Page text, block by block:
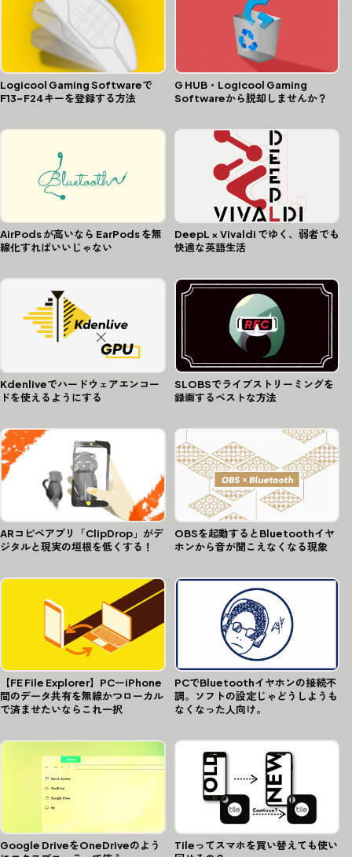
Logicool Gaming Softwareで
F13~F24キーを登録する方法
G HUB・Logicool Gaming
Softwareから脱却しませんか？
AirPods が高いなら EarPods を無
線化すればいいじゃない
DeepL × Vivaldi でゆく、弱者でも
快適な英語生活
Kdenliveでハードウェアエンコー
ドを使えるようにする
SLOBSでライブストリーミングを
録画するベストな方法
ARコピペアプリ「ClipDrop」がデ
ジタルと現実の垣根を低くする！
OBSを起動するとBluetoothイヤ
ホンから音が聞こえなくなる現象
【FE File Explorer】PCーiPhone
間のデータ共有を無線かつローカル
で済ませたいならこれ一択
PCでBluetoothイヤホンの接続不
調。ソフトの設定じゃどうしようも
なくなった人向け。
Google DriveをOneDriveのよう
Tileってスマホを買い替えても使い